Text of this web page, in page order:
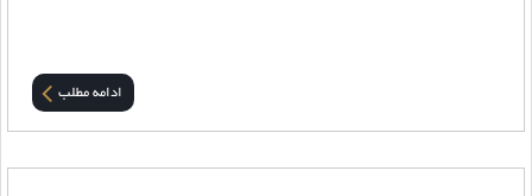
ادامه مطلب